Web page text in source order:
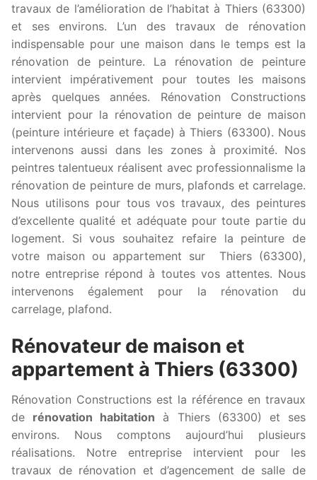
travaux de l’amélioration de l’habitat à Thiers (63300)
et ses environs. L’un des travaux de rénovation
indispensable pour une maison dans le temps est la
rénovation de peinture. La rénovation de peinture
intervient impérativement pour toutes les maisons
après quelques années. Rénovation Constructions
intervient pour la rénovation de peinture de maison
(peinture intérieure et façade) à Thiers (63300). Nous
intervenons aussi dans les zones à proximité. Nos
peintres talentueux réalisent avec professionnalisme la
rénovation de peinture de murs, plafonds et carrelage.
Nous utilisons pour tous vos travaux, des peintures
d’excellente qualité et adéquate pour toute partie du
logement. Si vous souhaitez refaire la peinture de
votre maison ou appartement sur Thiers (63300),
notre entreprise répond à toutes vos attentes. Nous
intervenons également pour la rénovation du
carrelage, plafond.
Rénovateur de maison et
appartement à Thiers (63300)
Rénovation Constructions est la référence en travaux
de rénovation habitation à Thiers (63300) et ses
environs. Nous comptons aujourd’hui plusieurs
réalisations. Notre entreprise intervient pour les
travaux de rénovation et d’agencement de salle de